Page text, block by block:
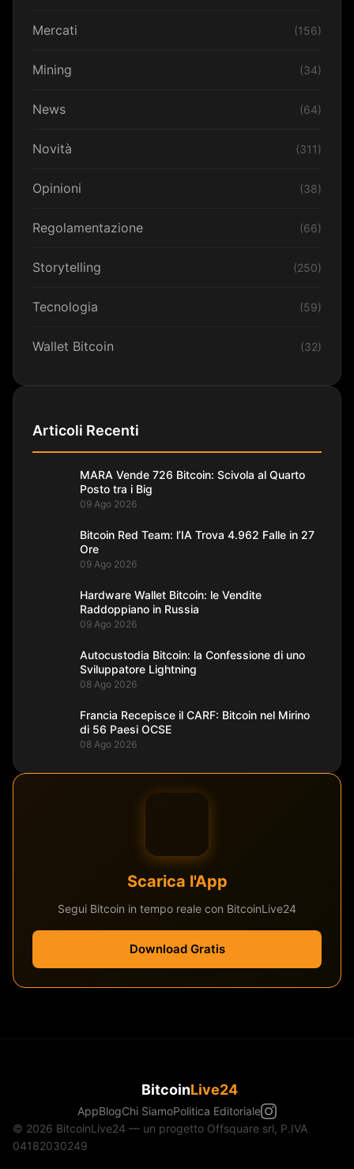
Mercati (156)
Mining (34)
News (64)
Novità (311)
Opinioni (38)
Regolamentazione (66)
Storytelling (250)
Tecnologia (59)
Wallet Bitcoin (32)
Articoli Recenti
MARA Vende 726 Bitcoin: Scivola al Quarto
Posto tra i Big
09 Ago 2026
Bitcoin Red Team: l’IA Trova 4.962 Falle in 27
Ore
09 Ago 2026
Hardware Wallet Bitcoin: le Vendite
Raddoppiano in Russia
09 Ago 2026
Autocustodia Bitcoin: la Confessione di uno
Sviluppatore Lightning
08 Ago 2026
Francia Recepisce il CARF: Bitcoin nel Mirino
di 56 Paesi OCSE
08 Ago 2026
Scarica l'App
Segui Bitcoin in tempo reale con BitcoinLive24
Download Gratis
BitcoinLive24
AppBlogChi SiamoPolitica Editoriale
© 2026 BitcoinLive24 — un progetto Offsquare srl, P.IVA
04182030249